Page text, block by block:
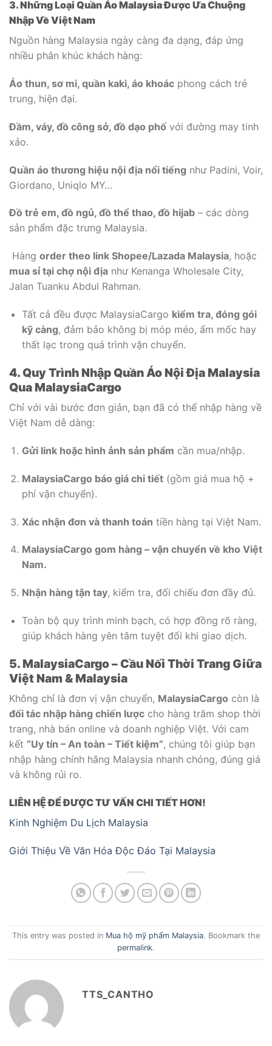
3. Những Loại Quần Áo Malaysia Được Ưa Chuộng
Nhập Về Việt Nam
Nguồn hàng Malaysia ngày càng đa dạng, đáp ứng
nhiều phân khúc khách hàng:
Áo thun, sơ mi, quần kaki, áo khoác phong cách trẻ
trung, hiện đại.
Đầm, váy, đồ công sở, đồ dạo phố với đường may tinh
xảo.
Quần áo thương hiệu nội địa nổi tiếng như Padini, Voir,
Giordano, Uniqlo MY…
Đồ trẻ em, đồ ngủ, đồ thể thao, đồ hijab – các dòng
sản phẩm đặc trưng Malaysia.
Hàng order theo link Shopee/Lazada Malaysia, hoặc
mua sỉ tại chợ nội địa như Kenanga Wholesale City,
Jalan Tuanku Abdul Rahman.
Tất cả đều được MalaysiaCargo kiểm tra, đóng gói
kỹ càng, đảm bảo không bị móp méo, ẩm mốc hay
thất lạc trong quá trình vận chuyển.
4. Quy Trình Nhập Quần Áo Nội Địa Malaysia
Qua MalaysiaCargo
Chỉ với vài bước đơn giản, bạn đã có thể nhập hàng về
Việt Nam dễ dàng:
Gửi link hoặc hình ảnh sản phẩm cần mua/nhập.
MalaysiaCargo báo giá chi tiết(gồm giá mua hộ +
phí vận chuyển).
Xác nhận đơn và thanh toán tiền hàng tại Việt Nam.
MalaysiaCargo gom hàng – vận chuyển về kho Việt
Nam.
Nhận hàng tận tay, kiểm tra, đối chiếu đơn đầy đủ.
Toàn bộ quy trình minh bạch, có hợp đồng rõ ràng,
giúp khách hàng yên tâm tuyệt đối khi giao dịch.
5. MalaysiaCargo – Cầu Nối Thời Trang Giữa
Việt Nam & Malaysia
Không chỉ là đơn vị vận chuyển, MalaysiaCargo còn là
đối tác nhập hàng chiến lược cho hàng trăm shop thời
trang, nhà bán online và doanh nghiệp Việt. Với cam
kết “Uy tín – An toàn – Tiết kiệm”, chúng tôi giúp bạn
nhập hàng chính hãng Malaysia nhanh chóng, đúng giá
và không rủi ro.
LIÊN HỆ ĐỂ ĐƯỢC TƯ VẤN CHI TIẾT HƠN!
Kinh Nghiệm Du Lịch Malaysia
Giới Thiệu Về Văn Hóa Độc Đáo Tại Malaysia
This entry was posted in Mua hộ mỹ phẩm Malaysia. Bookmark the
permalink.
TTS_CANTHO